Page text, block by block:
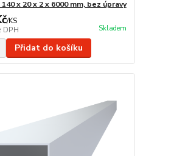
x 20 x 2 x 6000 mm, bez úpravy
/KS
DPH Skladem
Přidat do košíku